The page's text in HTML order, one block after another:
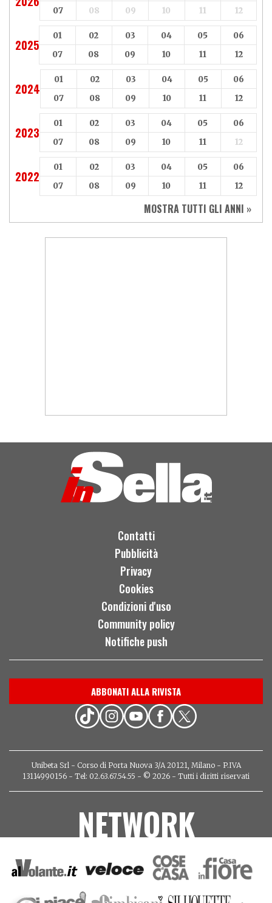
07
08 09 10 11 12
2025
01 02 03 04 05
06
07
08 09 10 11 12
2024
01 02 03 04 05
06
07
08 09 10 11 12
2023
01 02 03 04 05
06
07
08 09 10 11 12
2022
01 02 03 04 05
06
07
08 09 10 11 12
MOSTRA TUTTI GLI ANNI »
Contatti
Pubblicità
Privacy
Cookies
Condizioni d'uso
Community policy
Notifiche push
ABBONATI ALLA RIVISTA
Unibeta Srl - Corso di Porta Nuova 3/A 20121, Milano - P.IVA
13114990156 - Tel: 02.63.67.54.55 - © 2026 - Tutti i diritti riservati
NETWORK